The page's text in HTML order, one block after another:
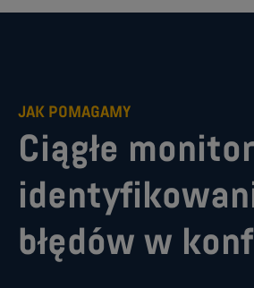
JAK POMAGAMY
Ciągłe
błędów w